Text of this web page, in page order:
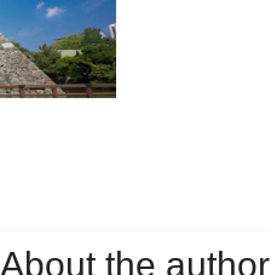
About the author